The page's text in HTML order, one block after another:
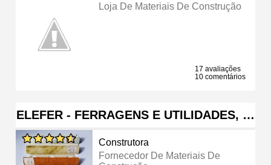
Loja De Materiais De Construção
17 avaliações
10 comentários
ELEFER - FERRAGENS E UTILIDADES, …
Construtora
Fornecedor De Materiais De